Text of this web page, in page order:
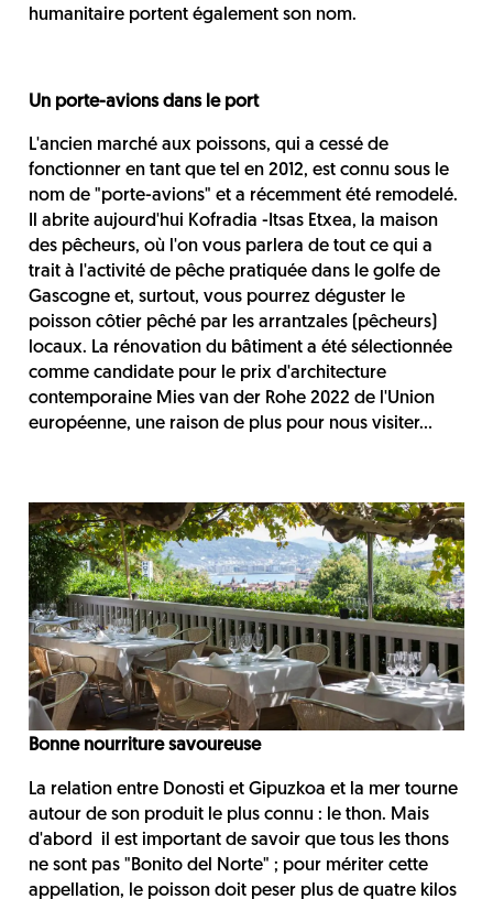
humanitaire portent également son nom.
Un porte-avions dans le port
L'ancien marché aux poissons, qui a cessé de
fonctionner en tant que tel en 2012, est connu sous le
nom de "porte-avions" et a récemment été remodelé.
Il abrite aujourd'hui Kofradia -Itsas Etxea, la maison
des pêcheurs, où l'on vous parlera de tout ce qui a
trait à l'activité de pêche pratiquée dans le golfe de
Gascogne et, surtout, vous pourrez déguster le
poisson côtier pêché par les arrantzales (pêcheurs)
locaux. La rénovation du bâtiment a été sélectionnée
comme candidate pour le prix d'architecture
contemporaine Mies van der Rohe 2022 de l'Union
européenne, une raison de plus pour nous visiter...
Bonne nourriture savoureuse
La relation entre Donosti et Gipuzkoa et la mer tourne
autour de son produit le plus connu : le thon. Mais
d'abord il est important de savoir que tous les thons
ne sont pas "Bonito del Norte" ; pour mériter cette
appellation, le poisson doit peser plus de quatre kilos